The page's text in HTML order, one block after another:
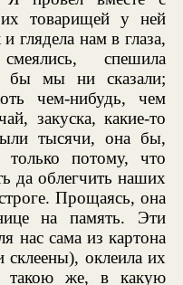
товарищей у ней
глядела нам в глаза,
спешила
бы мы ни сказали;
чем-нибудь, чем
закуска, какие-то
тысячи, она бы,
только потому, что
да облегчить наших
Прощаясь, она
на память. Эти
нас сама из картона
оклеила их
такою же, в какую